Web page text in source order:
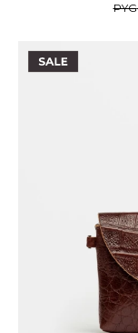
PYG